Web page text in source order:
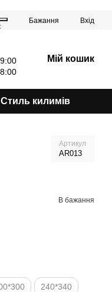
Бажання Вхід
Мій кошик
Стиль килимів
Артикул
AR013
В бажання
240*340